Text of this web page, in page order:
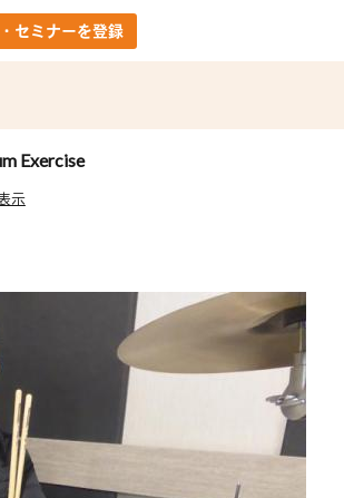
セミナーを登録
Exercise
示